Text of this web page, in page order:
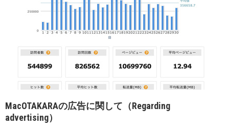
MacOTAKARAの広告に関して（Regarding
advertising）